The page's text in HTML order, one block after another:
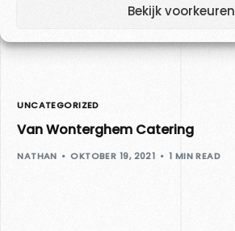
Bekijk voorkeuren
NOVEMBER 19, 2024 1 MIN READ
UNCATEGORIZED
Van Wonterghem Catering
NATHAN OKTOBER 19, 2021 1 MIN READ